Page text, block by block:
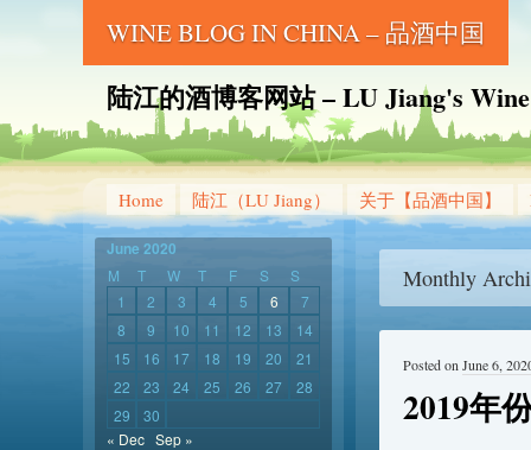
WINE BLOG IN CHINA – 品酒中国
陆江的酒博客网站 – LU Jiang's
Home 陆江（LU Jiang） 关于【品酒中国】
Monthly
2019年
Posted on June 6,
June 2020
M T W T F S
S
1
2 3 4 5 6
7
8
9 10 11 12 13
14
15
16 17 18 19 20
21
22
23 24 25 26 27
28
29
30
« Dec Sep »